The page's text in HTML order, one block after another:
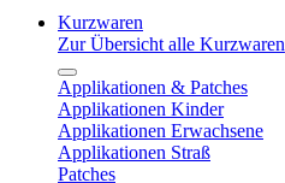
Kurzwaren
Zur Übersicht alle Kurzwaren
Applikationen & Patches
Applikationen Kinder
Applikationen Erwachsene
Applikationen Straß
Patches